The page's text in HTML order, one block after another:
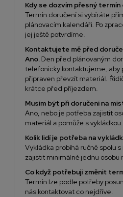
Kdy se dozvím přesný termín
Termín doručení si vybíráte
plánovacím kalendáři. Po
jej ještě potvrdíme.
Kontaktujete mě před
Ano. Den před plánovaným
telefonicky kontaktujeme, aby
připraven převzít materiál.
krátce před příjezdem.
Musím být při doručení na
Ano, nebo je potřeba zajistit
materiál a pomůže s vykládkou.
Kolik lidí je potřeba na
Vykládka probíhá ručně spolu
zajistit minimálně jednu osobu
Co když potřebuji změnit
Termín lze podle potřeby
nás kontaktovat co nejdříve.